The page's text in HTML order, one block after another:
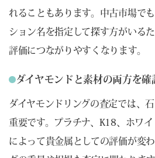
れることもあります。中古市場で
ション名を指定して探す方がいる
評価につながりやすくなります。
ダイヤモンドと素材の両方を確
ダイヤモンドリングの査定では、
重要です。プラチナ、K18、ホワ
によって貴金属としての評価が変